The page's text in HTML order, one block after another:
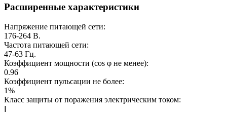
Расширенные характеристики
Напряжение питающей сети:
176-264 В.
Частота питающей сети:
47-63 Гц.
Коэффициент мощности (cos φ не менее):
0.96
Коэффициент пульсации не более:
1%
Класс защиты от поражения электрическим током: